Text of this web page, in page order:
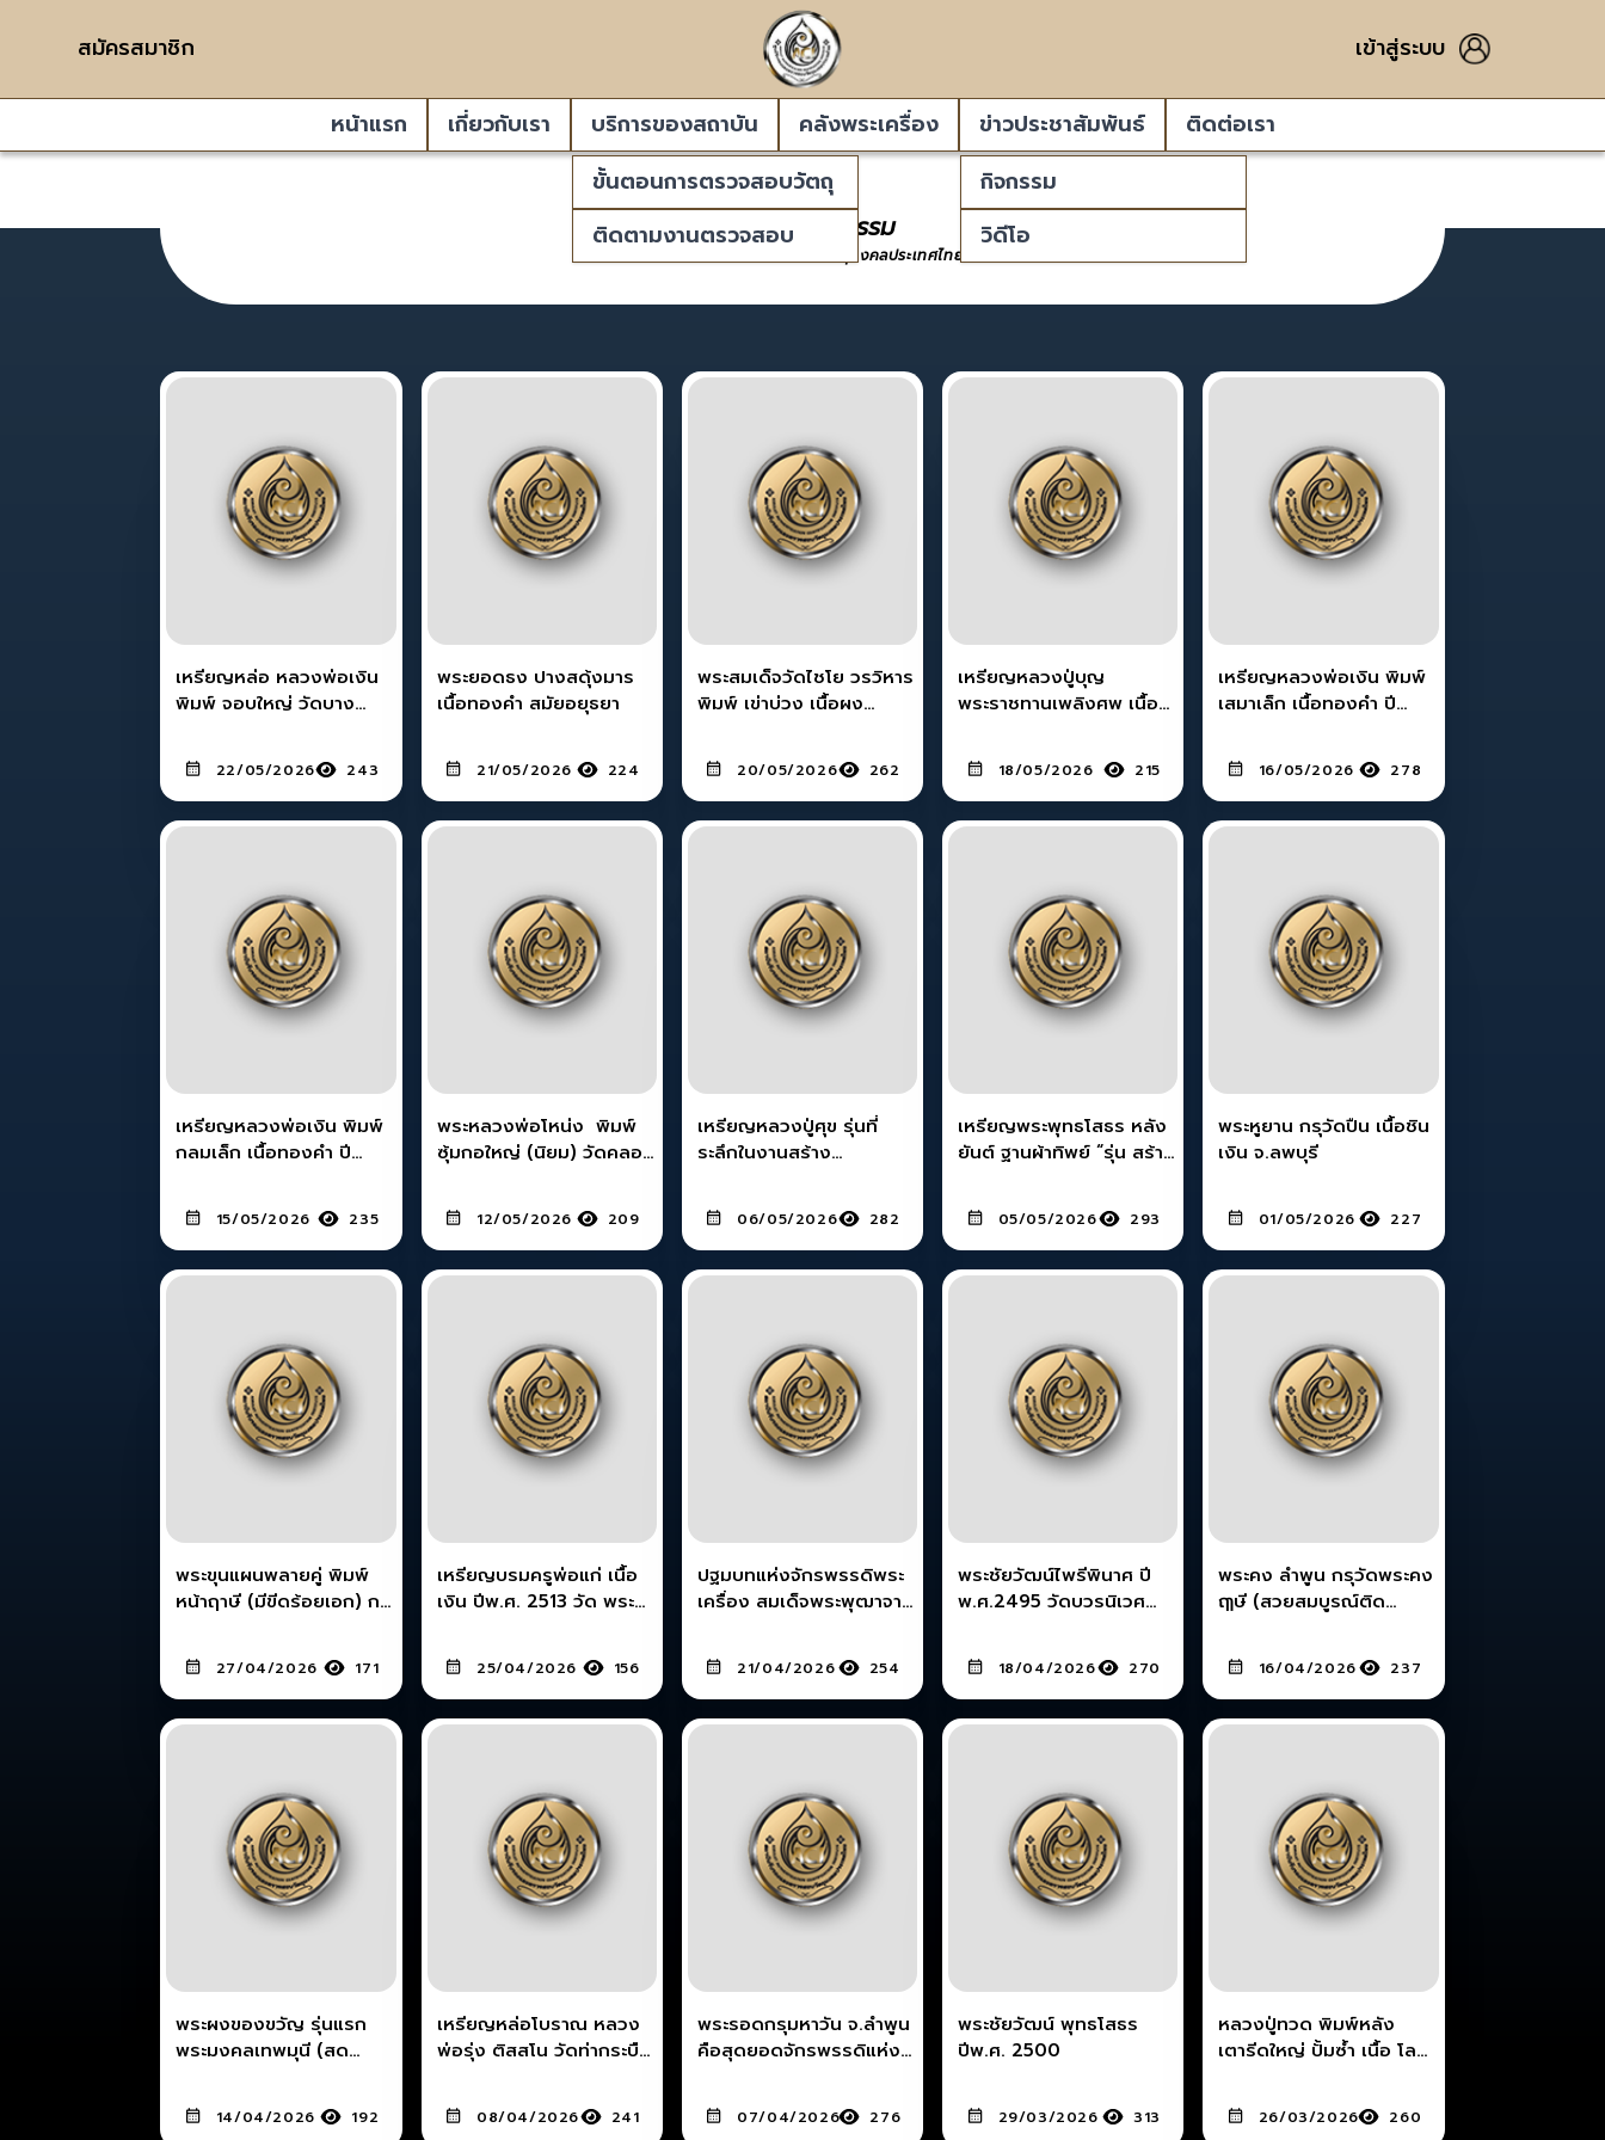
สมัครสมาชิก เข้าสู่ระบบ
หน้าแรก เกี่ยวกับเรา
บริการของสถาบัน
ขั้นตอนการตรวจสอบวัตถุ
ติดตามงานตรวจสอบ
คลังพระเครื่อง
ข่าวประชาสัมพันธ์
กิจกรรม
วิดีโอ
ติดต่อเรา
ข่าวสารและกิจกรรม
สถาบันรับรองและตรวจสอบวัตถุมงคลประเทศไทย
เหรียญหล่อ หลวงพ่อเงิน
พิมพ์ จอบใหญ่ วัดบาง
22/05/2026 243
พระยอดธง ปางสดุ้งมาร
เนื้อทองคำ สมัยอยุธยา
21/05/2026 224
พระสมเด็จวัดไชโย วรวิหาร
พิมพ์ เข่าบ่วง เนื้อผง
มาก (สร้างปี พ.ศ.2409)
20/05/2026 262
เหรียญหลวงปู่บุญ
พระราชทานเพลิงศพ เนื้อ
18/05/2026 215
เหรียญหลวงพ่อเงิน พิมพ์
เสมาเล็ก เนื้อทองคำ ปี
16/05/2026 278
เหรียญหลวงพ่อเงิน พิมพ์
กลมเล็ก เนื้อทองคำ ปี
15/05/2026 235
พระหลวงพ่อโหน่ง พิมพ์
ซุ้มกอใหญ่ (นิยม) วัดคลอง
12/05/2026 209
เหรียญหลวงปู่ศุข รุ่นที่
ระลึกในงานสร้าง
2521 เนื้อทองคำ
06/05/2026 282
เหรียญพระพุทธโสธร หลัง
ยันต์ ฐานผ้าทิพย์ “รุ่น สร้าง
พ.ศ. 2509
05/05/2026 293
พระหูยาน กรุวัดปืน เนื้อชิน
เงิน จ.ลพบุรี
01/05/2026 227
พระขุนแผนพลายคู่ พิมพ์
หน้าฤาษี (มีขีดร้อยเอก) กรุ
27/04/2026 171
เหรียญบรมครูพ่อแก่ เนื้อ
เงิน ปีพ.ศ. 2513 วัด พระ
25/04/2026 156
ปฐมบทแห่งจักรพรรดิพระ
เครื่อง สมเด็จพระพุฒาจาร
21/04/2026 254
พระชัยวัฒน์ไพรีพินาศ ปี
พ.ศ.2495 วัดบวรนิเวศ
18/04/2026 270
พระคง ลำพูน กรุวัดพระคง
ฤๅษี (สวยสมบูรณ์ติด
16/04/2026 237
พระผงของขวัญ รุ่นแรก
พระมงคลเทพมุนี (สด
ภาษีเจริญ
14/04/2026 192
เหรียญหล่อโบราณ หลวง
พ่อรุ่ง ติสสโน วัดท่ากระบือ
สามเหลี่ยม เนื้อทองผสม
จ.สมุทรสาคร
08/04/2026 241
พระรอดกรุมหาวัน จ.ลำพูน
คือสุดยอดจักรพรรดิแห่ง
5 ชุดเบญจภาคี
07/04/2026 276
พระชัยวัฒน์ พุทธโสธร
ปีพ.ศ. 2500
29/03/2026 313
หลวงปู่ทวด พิมพ์หลัง
เตารีดใหญ่ ปั้มซ้ำ เนื้อ โลหะ
ให้ จ.ปัตตานี
26/03/2026 260